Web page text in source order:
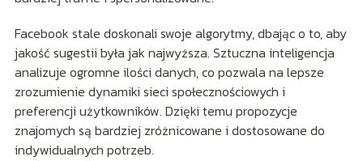
Facebook stale doskonali swoje algorytmy, dbając o to, aby
jakość sugestii była jak najwyższa. Sztuczna inteligencja
analizuje ogromne ilości danych, co pozwala na lepsze
zrozumienie dynamiki sieci społecznościowych i
preferencji użytkowników. Dzięki temu propozycje
znajomych są bardziej zróżnicowane i dostosowane do
indywidualnych potrzeb.